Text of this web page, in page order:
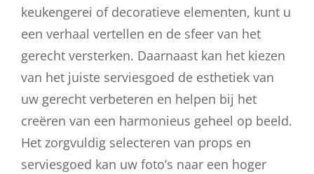
keukengerei of decoratieve elementen, kunt u
een verhaal vertellen en de sfeer van het
gerecht versterken. Daarnaast kan het kiezen
van het juiste serviesgoed de esthetiek van
uw gerecht verbeteren en helpen bij het
creëren van een harmonieus geheel op beeld.
Het zorgvuldig selecteren van props en
serviesgoed kan uw foto’s naar een hoger